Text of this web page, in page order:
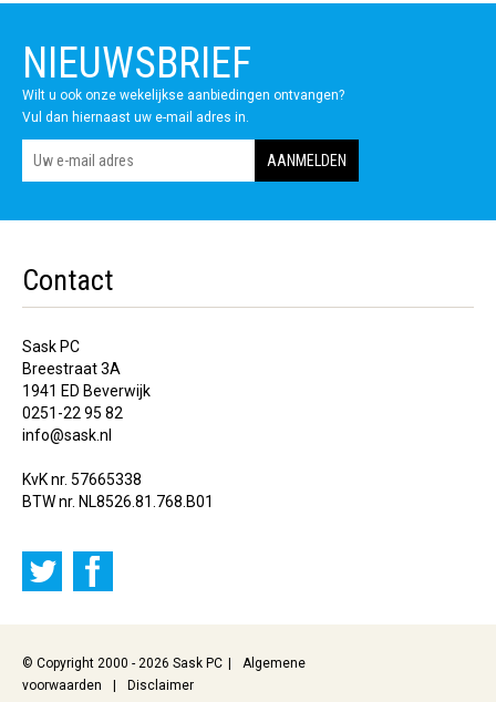
NIEUWSBRIEF
Wilt u ook onze wekelijkse aanbiedingen ontvangen?
Vul dan hiernaast uw e-mail adres in.
Contact
Sask PC
Breestraat 3A
1941 ED Beverwijk
0251-22 95 82
info@sask.nl
KvK nr. 57665338
BTW nr. NL8526.81.768.B01
© Copyright 2000 - 2026 Sask PC
Algemene
voorwaarden
Disclaimer